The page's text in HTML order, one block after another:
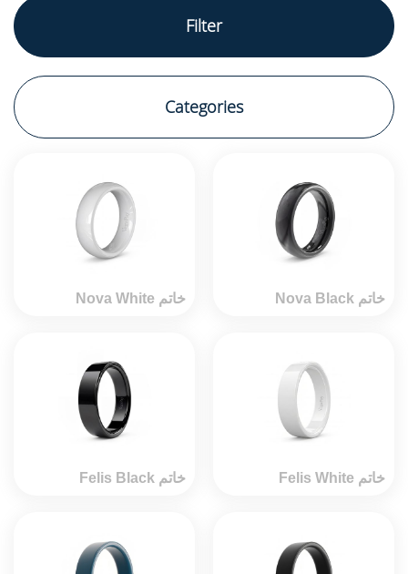
Min
price
Max
price
Filter
Categories
خاتم Nova White خاتم Nova Black
خاتم Felis Black خاتم Felis White